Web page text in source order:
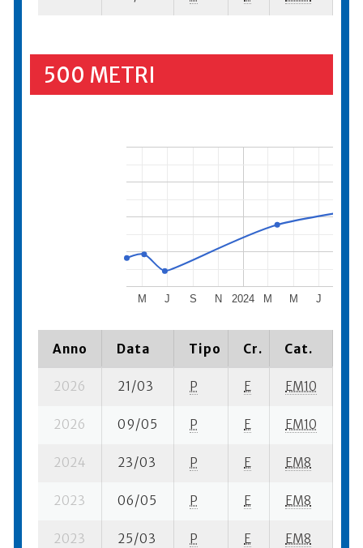
500 METRI
2024
M J S N M M J
Anno Data Tipo Cr. Cat.
2026 21/03 P E EM10
2026 09/05 P E EM10
2024 23/03 P E EM8
2023 06/05 P E EM8
2023 25/03 P E EM8